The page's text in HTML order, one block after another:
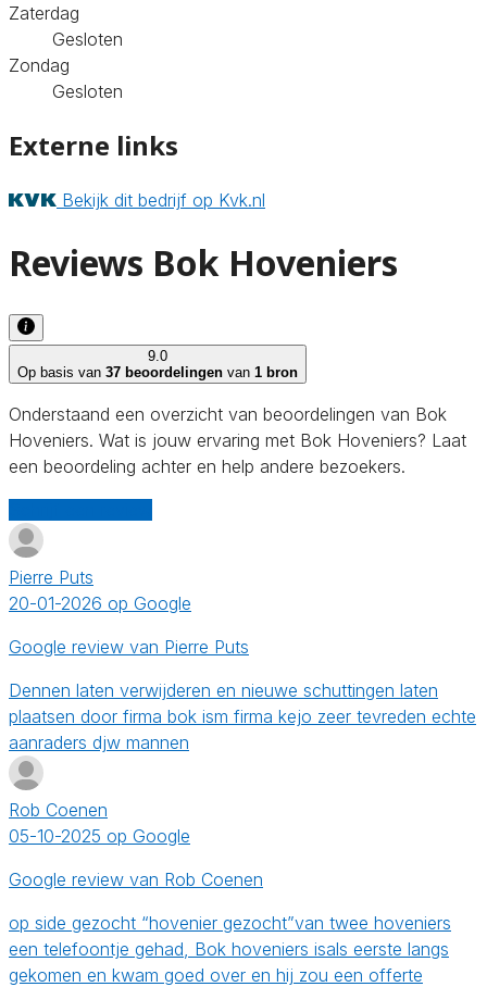
Zaterdag
Gesloten
Zondag
Gesloten
Externe links
Bekijk dit bedrijf op Kvk.nl
Reviews Bok Hoveniers
9.0
Op basis van 37 beoordelingen van 1 bron
Onderstaand een overzicht van beoordelingen van Bok
Hoveniers. Wat is jouw ervaring met Bok Hoveniers? Laat
een beoordeling achter en help andere bezoekers.
Pierre Puts
20-01-2026 op Google
Google review van Pierre Puts
Dennen laten verwijderen en nieuwe schuttingen laten
plaatsen door firma bok ism firma kejo zeer tevreden echte
aanraders djw mannen
Rob Coenen
05-10-2025 op Google
Google review van Rob Coenen
op side gezocht “hovenier gezocht”van twee hoveniers
een telefoontje gehad, Bok hoveniers isals eerste langs
gekomen en kwam goed over en hij zou een offerte